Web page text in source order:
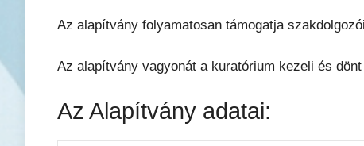
Az alapítvány folyamatosan támogatja
Az alapítvány vagyonát a kuratórium kezeli és
Az Alapítvány adatai: